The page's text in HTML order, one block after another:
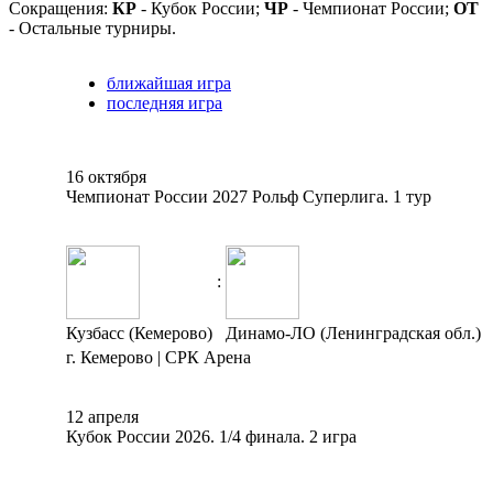
Сокращения: КР - Кубок России; ЧР - Чемпионат России; ОТ
- Остальные турниры.
ближайшая игра
последняя игра
16 октября
Чемпионат России 2027 Рольф Суперлига. 1 тур
:
Кузбасс (Кемерово)
Динамо-ЛО (Ленинградская обл.)
г. Кемерово | СРК Арена
12 апреля
Кубок России 2026. 1/4 финала. 2 игра